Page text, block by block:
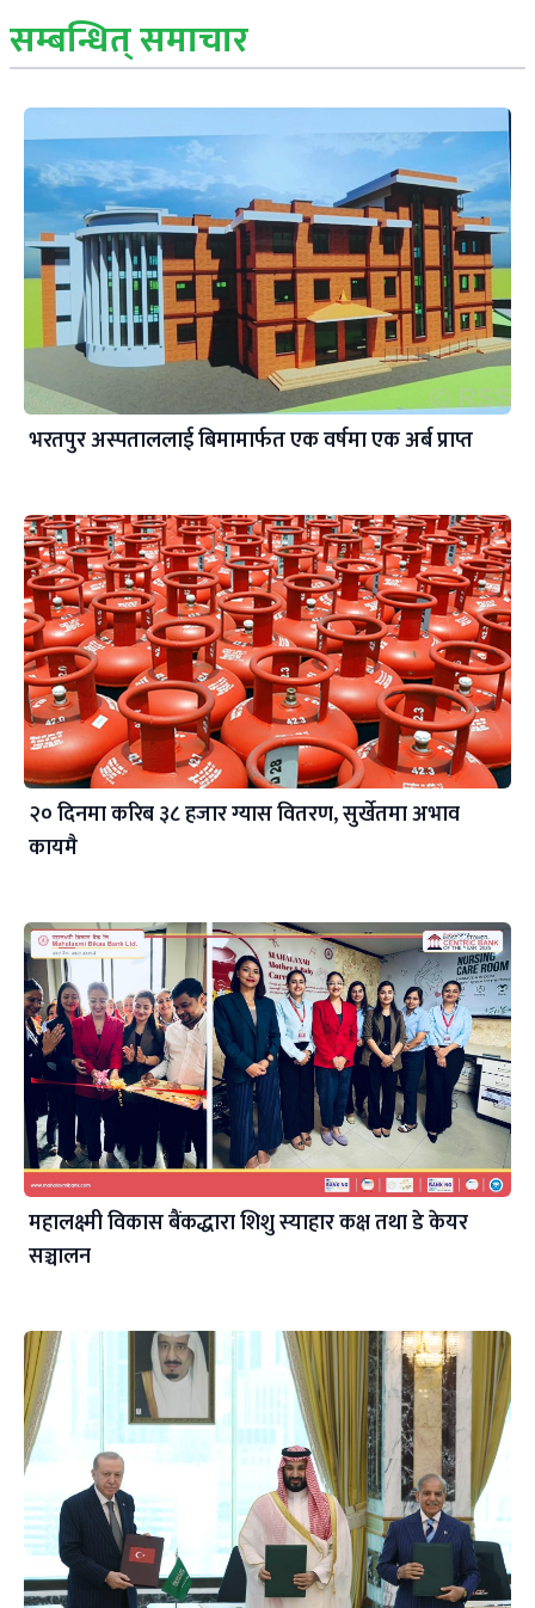
सम्बन्धित् समाचार
भरतपुर अस्पताललाई बिमामार्फत एक वर्षमा एक अर्ब प्राप्त
२० दिनमा करिब ३८ हजार ग्यास वितरण, सुर्खेतमा अभाव
कायमै
महालक्ष्मी विकास बैंकद्धारा शिशु स्याहार कक्ष तथा डे केयर
सञ्चालन